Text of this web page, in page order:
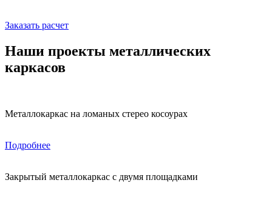
Заказать расчет
Наши проекты металлических
каркасов
Металлокаркас на ломаных стерео косоурах
Подробнее
Закрытый металлокаркас с двумя площадками